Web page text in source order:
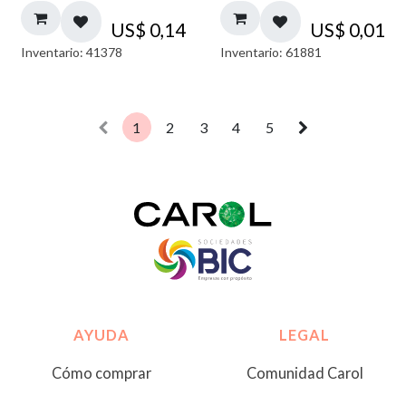
US$ 0,14
Inventario: 41378
US$ 0,01
Inventario: 61881
1 2 3 4 5
AYUDA
Cómo comprar
LEGAL
Comunidad Carol